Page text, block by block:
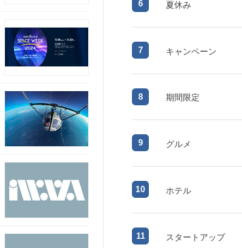
6 夏休み
7 キャンペーン
8 期間限定
9 グルメ
10 ホテル
11 スタートアップ